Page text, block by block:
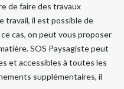
de faire des travaux
travail, il est possible de
cas, on peut vous proposer
SOS Paysagiste peut
et accessibles à toutes les
supplémentaires, il